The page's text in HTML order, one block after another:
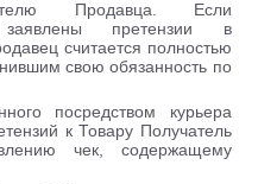
Продавца. Если
претензии в
считается полностью
свою обязанность по
посредством курьера
к Товару Получатель
чек, содержащему